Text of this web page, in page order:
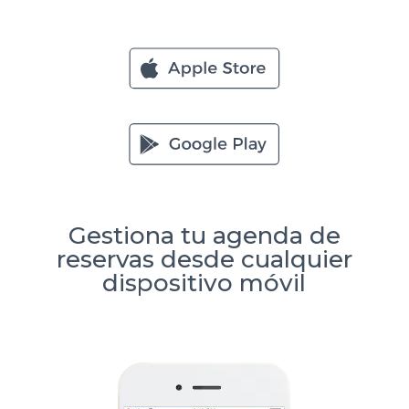
Gestiona tu agenda de
reservas desde cualquier
dispositivo móvil